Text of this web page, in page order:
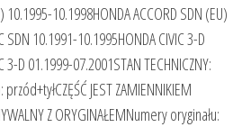
10.1995-10.1998HONDA ACCORD SDN (EU)
SDN 10.1991-10.1995HONDA CIVIC 3-D
3-D 01.1999-07.2001STAN TECHNICZNY:
JEST ZAMIENNIKIEM
Z ORYGINAŁEMNumery oryginału: